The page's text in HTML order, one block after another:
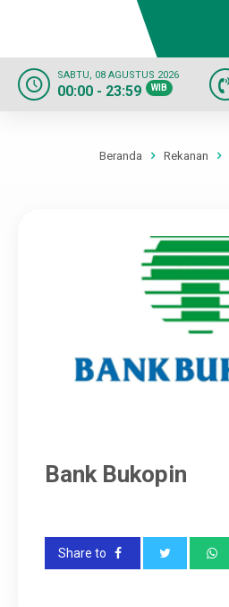
Kontak
SABTU, 08 AGUSTUS 2026
00:00 - 23:59 WIB
Beranda Rekanan
Bank Bukopin
Share to